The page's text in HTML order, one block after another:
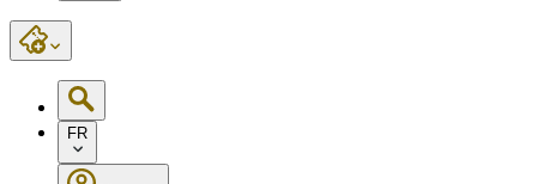
FR